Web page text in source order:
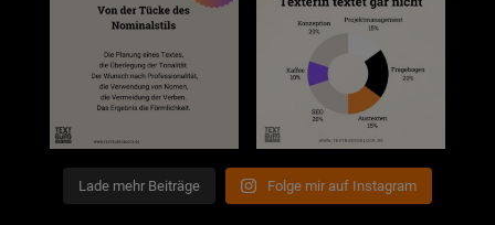
Lade mehr Beiträge Folge mir auf Instagram